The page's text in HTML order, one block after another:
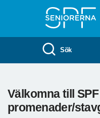
Sök
Välkomna till
promenader/